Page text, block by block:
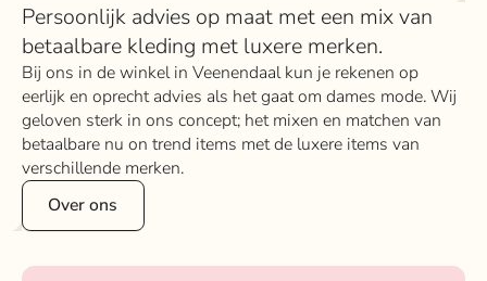
Persoonlijk advies op maat met een mix van
betaalbare kleding met luxere merken.
Bij ons in de winkel in Veenendaal kun je rekenen op
eerlijk en oprecht advies als het gaat om dames mode. Wij
geloven sterk in ons concept; het mixen en matchen van
betaalbare nu on trend items met de luxere items van
verschillende merken.
Over ons